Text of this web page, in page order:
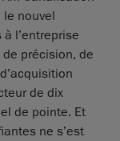
le nouvel
l’entreprise
précision, de
de dix
de pointe. Et
ne s’est